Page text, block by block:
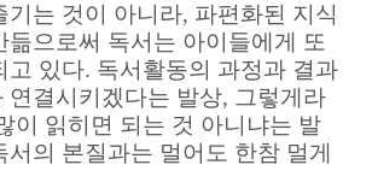
기는 것이 아니라, 파편화된 지식
듦으로써 독서는 아이들에게 또
고 있다. 독서활동의 과정과 결과
연결시키겠다는 발상, 그렇게라
이 읽히면 되는 것 아니냐는 발
서의 본질과는 멀어도 한참 멀게